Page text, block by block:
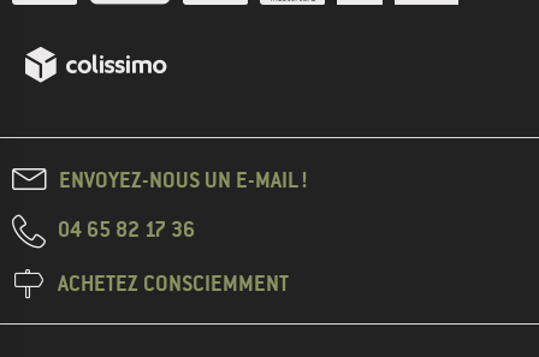
ENVOYEZ-NOUS UN E-MAIL !
04 65 82 17 36
ACHETEZ CONSCIEMMENT